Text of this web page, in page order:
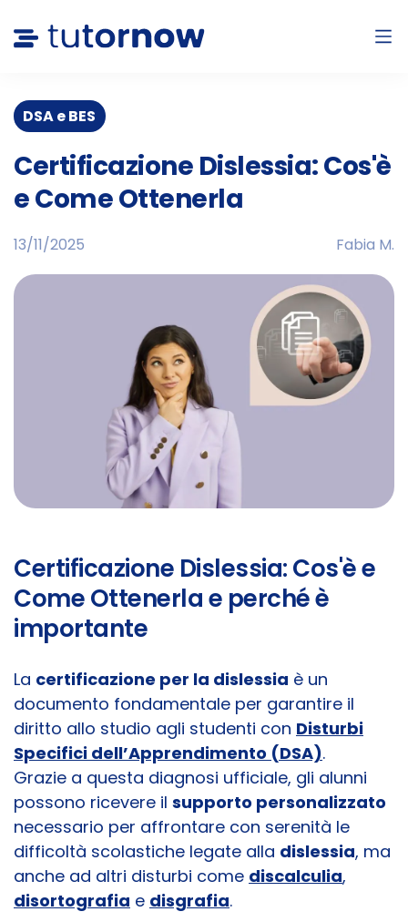
DSA e BES
Certificazione Dislessia: Cos'è
e Come Ottenerla
13/11/2025 Fabia M.
Certificazione Dislessia: Cos'è e
Come Ottenerla e perché è
importante
La certificazione per la dislessia è un
documento fondamentale per garantire il
diritto allo studio agli studenti con Disturbi
Specifici dell’Apprendimento (DSA).
Grazie a questa diagnosi ufficiale, gli alunni
possono ricevere il supporto personalizzato
necessario per affrontare con serenità le
difficoltà scolastiche legate alla dislessia, ma
anche ad altri disturbi come discalculia,
disortografia e disgrafia.